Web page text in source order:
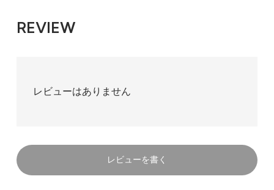
REVIEW
レビューはありません
レビューを書く